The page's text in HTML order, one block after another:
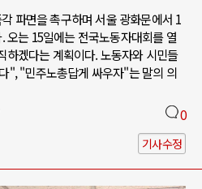
파면을 촉구하며 서울 광화문에서 1
오는 15일에는 전국노동자대회를 열
하겠다는 계획이다. 노동자와 시민들
", "민주노총답게 싸우자"는 말의 의
0
기사수정